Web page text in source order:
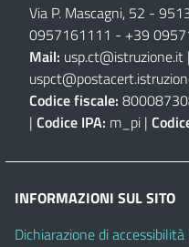
Via P. Mascagni, 52 -
0957161111 - +39
Mail: usp.ct@istruzione.it |
Codice fiscale:
| Codice IPA: m_pi |
INFORMAZIONI SUL SITO
Dichiarazione di accessibilità